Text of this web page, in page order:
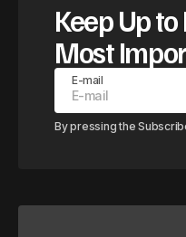
Keep Up
Most
E-mail
By pressing the